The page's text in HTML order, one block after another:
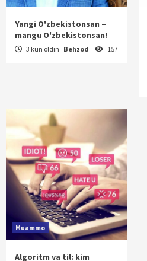
Yangi O'zbekistonsan –
mangu O'zbekistonsan!
3 kun oldin Behzod 157
Muammo
Algoritm va til: kim